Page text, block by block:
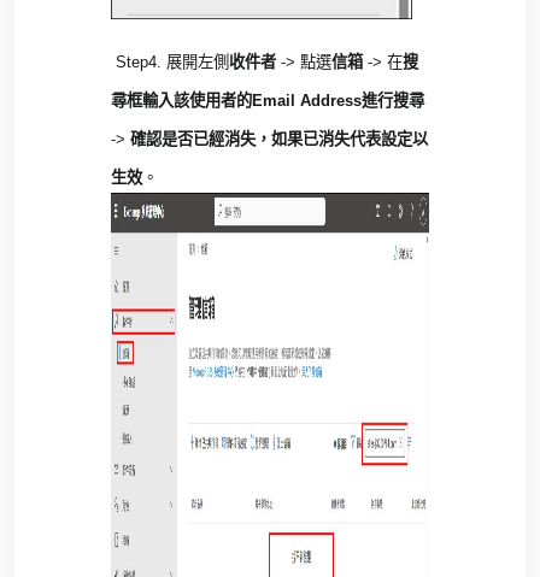
Step4. 展開左側 收件者 -> 點選信箱 -> 在搜
尋框輸入該使用者的Email Address進行搜尋
-> 確認是否已經消失， 如果已消失代表設定以
生效。